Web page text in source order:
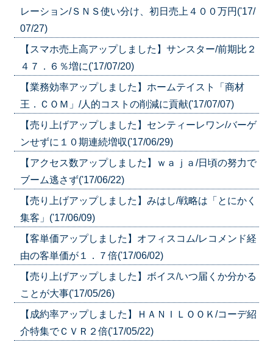
レーション/ＳＮＳ使い分け、初日売上４００万円('17/
07/27)
【スマホ売上高アップしました】サンスター/前期比２
４７．６％増に('17/07/20)
【業務効率アップしました】ホームテイスト「商材
王．ＣＯＭ」/人的コストの削減に貢献('17/07/07)
【売り上げアップしました】センティーレワン/バーゲ
ンせずに１０期連続増収('17/06/29)
【アクセス数アップしました】ｗａｊａ/日頃の努力で
ブーム逃さず('17/06/22)
【売り上げアップしました】みはし/戦略は「とにかく
集客」('17/06/09)
【客単価アップしました】オフィスコム/レコメンド経
由の客単価が１．７倍('17/06/02)
【売り上げアップしました】ボイス/いつ届くか分かる
ことが大事('17/05/26)
【成約率アップしました】ＨＡＮＩＬＯＯＫ/コーデ紹
介特集でＣＶＲ２倍('17/05/22)